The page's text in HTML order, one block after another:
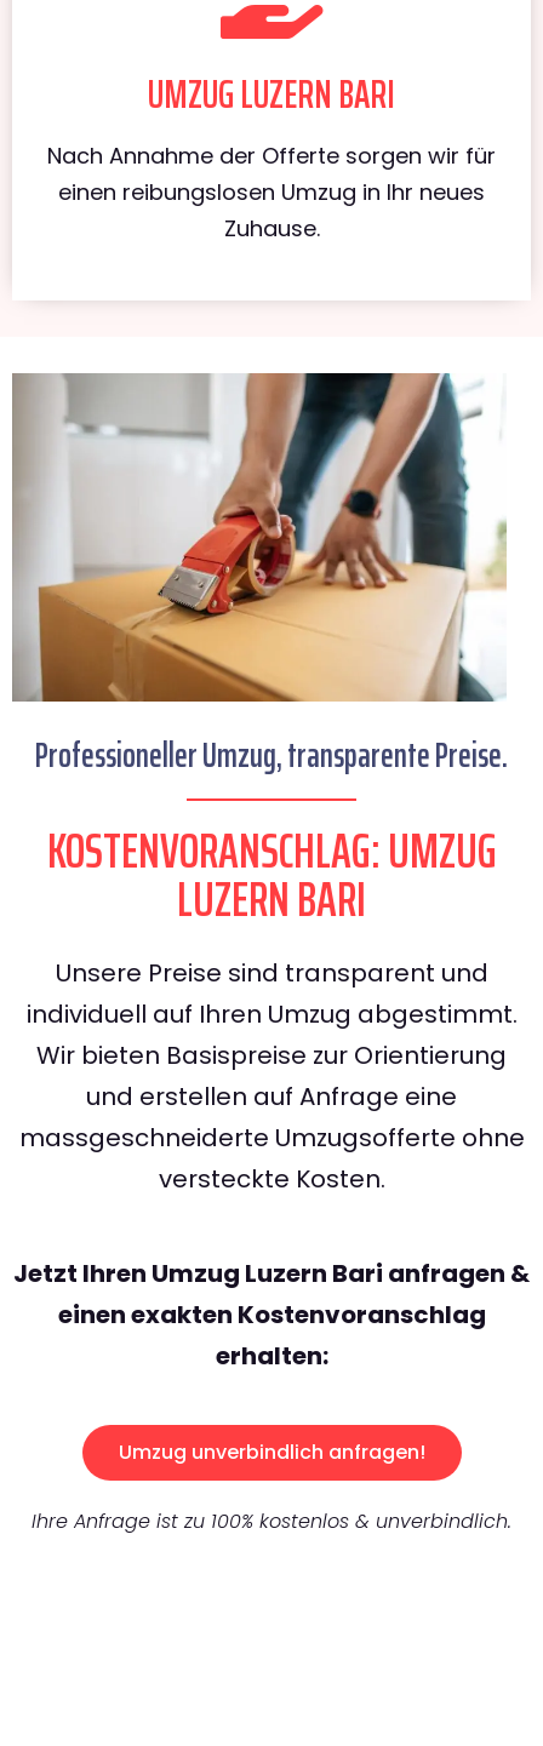
UMZUG LUZERN BARI
Nach Annahme der Offerte sorgen wir für
einen reibungslosen Umzug in Ihr neues
Zuhause.
Professioneller Umzug, transparente Preise.
KOSTENVORANSCHLAG: UMZUG
LUZERN BARI
Unsere Preise sind transparent und
individuell auf Ihren Umzug abgestimmt.
Wir bieten Basispreise zur Orientierung
und erstellen auf Anfrage eine
massgeschneiderte Umzugsofferte ohne
versteckte Kosten.
Jetzt Ihren Umzug Luzern Bari anfragen &
einen exakten Kostenvoranschlag
erhalten:
Umzug unverbindlich anfragen!
Ihre Anfrage ist zu 100% kostenlos & unverbindlich.